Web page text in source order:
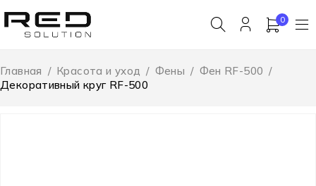
0
Главная / Красота и уход / Фены / Фен RF-500 /
Декоративный круг RF-500